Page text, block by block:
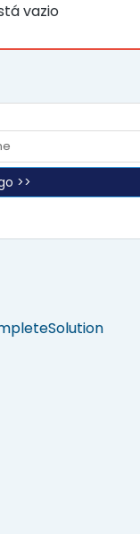
vazio
>>